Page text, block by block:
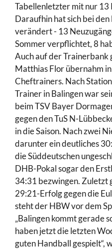
Tabellenletzter mit nur
Daraufhin hat sich bei
verändert - 13
Sommer verpflichtet, 8
Auch auf der Trainerbank
Matthias Flor übernahm
Cheftrainers. Nach
Trainer in Balingen war
beim TSV Bayer
gegen den TuS N-
in die Saison. Nach zwei
darunter ein deutliches
die Süddeutschen
DHB-Pokal sogar den
34:31 bezwingen. Zuletzt
29:21-Erfolg gegen die
steht der HBW vor dem
„Balingen kommt gerade
haben jetzt die letzten
guten Handball gespielt“,